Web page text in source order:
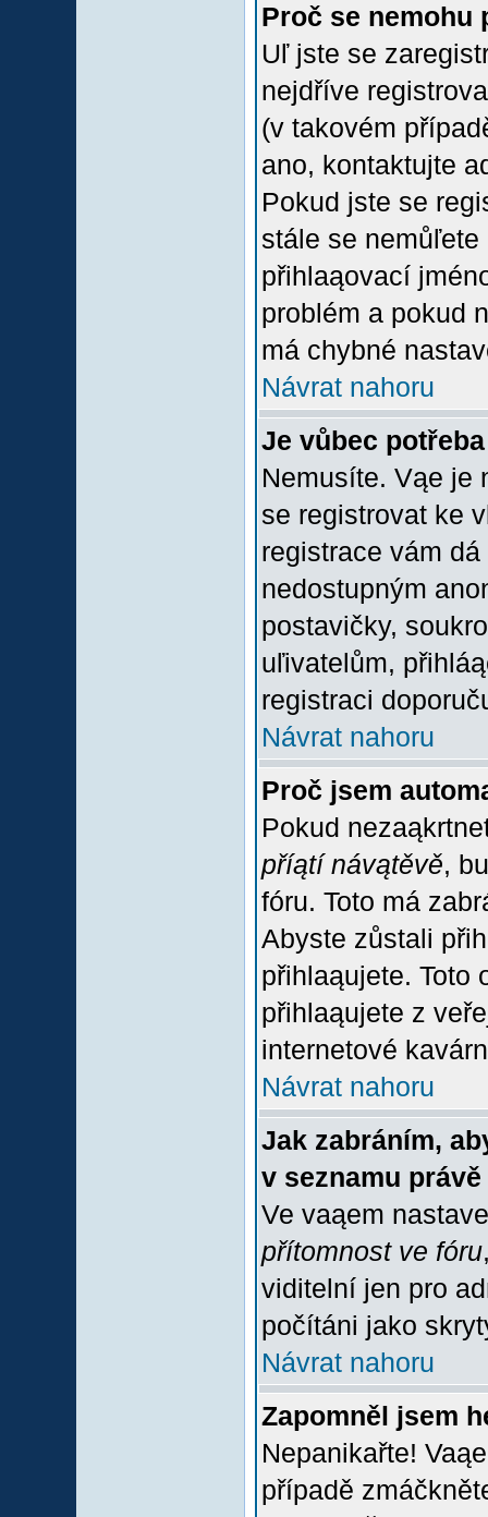
Proč se nemohu
Uľ jste se
nejdříve
(v takovém
ano, kontaktujte
Pokud jste se
stále se
přihlaąovací
problém a pokud
má chybné
Návrat nahoru
Je vůbec
Nemusíte. Vąe je
se registrovat ke
registrace vám
nedostupným
postavičky,
uľivatelům,
registraci
Návrat nahoru
Proč jsem
Pokud
příątí návątěvě,
fóru. Toto má
Abyste zůstali
přihlaąujete. Toto
přihlaąujete z
internetové
Návrat nahoru
Jak zabráním,
v seznamu
Ve vaąem
přítomnost ve fóru
viditelní jen pro
počítáni jako
Návrat nahoru
Zapomněl jsem
Nepanikařte!
případě